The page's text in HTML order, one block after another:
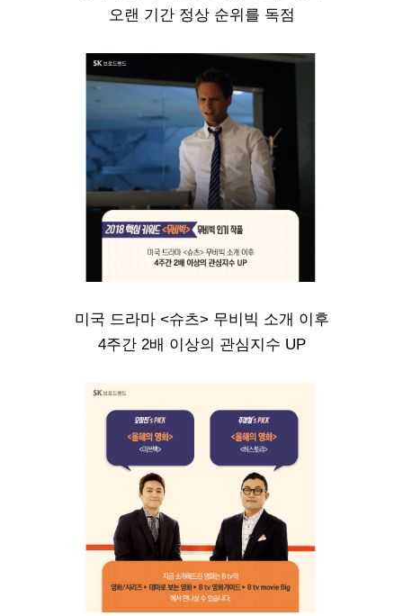
오랜 기간 정상 순위를 독점
미국 드라마 <슈츠> 무비빅 소개 이후
4주간 2배 이상의 관심지수 UP